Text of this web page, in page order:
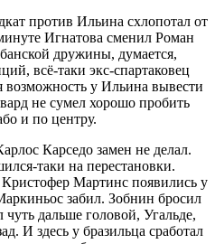
против Ильина схлопотал от
Игнатова сменил Роман
дружины, думается,
всё-таки экс-спартаковец
возможность у Ильина вывести
не сумел хорошо пробить
и по центру.
Карседо замен не делал.
таки на перестановки.
Мартинс появились у
забил. Зобнин бросил
дальше головой, Угальде,
И здесь у бразильца сработал